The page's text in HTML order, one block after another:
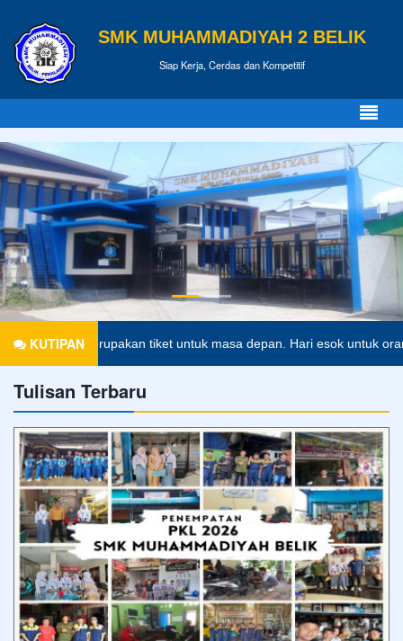
SMK MUHAMMADIYAH 2 BELIK
Siap Kerja, Cerdas dan Kompetitif
KUTIPANmerupakan tiket untuk masa depan. Hari esok untuk
Tulisan Terbaru